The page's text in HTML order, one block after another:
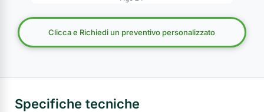
Clicca e Richiedi un preventivo personalizzato
Specifiche tecniche